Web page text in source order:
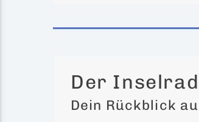
Der
Dein Rückblick